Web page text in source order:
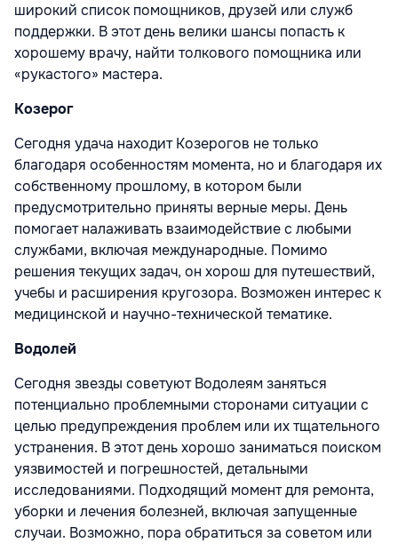
широкий список помощников, друзей или служб
поддержки. В этот день велики шансы попасть к
хорошему врачу, найти толкового помощника или
«рукастого» мастера.
Козерог
Сегодня удача находит Козерогов не только
благодаря особенностям момента, но и благодаря их
собственному прошлому, в котором были
предусмотрительно приняты верные меры. День
помогает налаживать взаимодействие с любыми
службами, включая международные. Помимо
решения текущих задач, он хорош для путешествий,
учебы и расширения кругозора. Возможен интерес к
медицинской и научно-технической тематике.
Водолей
Сегодня звезды советуют Водолеям заняться
потенциально проблемными сторонами ситуации с
целью предупреждения проблем или их тщательного
устранения. В этот день хорошо заниматься поиском
уязвимостей и погрешностей, детальными
исследованиями. Подходящий момент для ремонта,
уборки и лечения болезней, включая запущенные
случаи. Возможно, пора обратиться за советом или